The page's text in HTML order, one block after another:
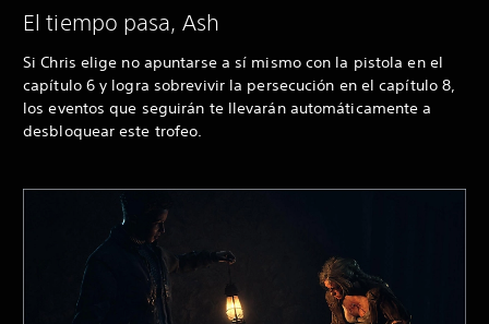
El tiempo pasa, Ash
Si Chris elige no apuntarse a sí mismo con la pistola en el
capítulo 6 y logra sobrevivir la persecución en el capítulo 8,
los eventos que seguirán te llevarán automáticamente a
desbloquear este trofeo.